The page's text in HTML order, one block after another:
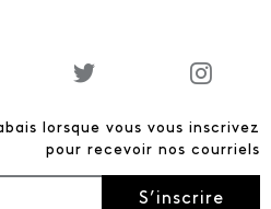
lorsque vous vous inscrivez
pour recevoir nos courriels
S’inscrire